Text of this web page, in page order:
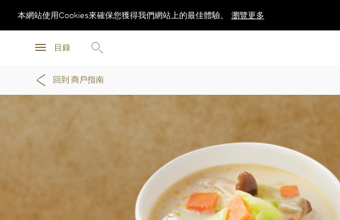
目錄
本網站使用Cookies來確保您獲得我們網站上的最佳體驗。 瀏覽更多
回到 商戶指南